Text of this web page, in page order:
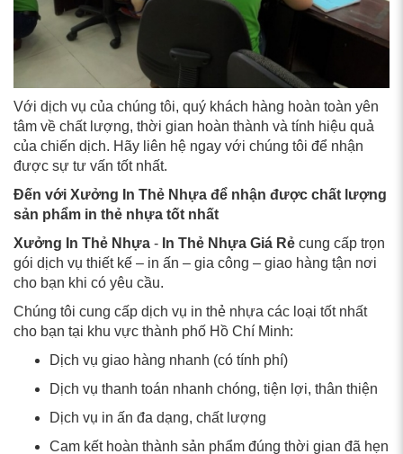
Với dịch vụ của chúng tôi, quý khách hàng hoàn toàn yên
tâm về chất lượng, thời gian hoàn thành và tính hiệu quả
của chiến dịch. Hãy liên hệ ngay với chúng tôi để nhận
được sự tư vấn tốt nhất.
Đến với Xưởng In Thẻ Nhựa để nhận được chất lượng
sản phẩm in thẻ nhựa tốt nhất
Xưởng In Thẻ Nhựa - In Thẻ Nhựa Giá Rẻ cung cấp trọn
gói dịch vụ thiết kế – in ấn – gia công – giao hàng tận nơi
cho bạn khi có yêu cầu.
Chúng tôi cung cấp dịch vụ in thẻ nhựa các loại tốt nhất
cho bạn tại khu vực thành phố Hồ Chí Minh:
Dịch vụ giao hàng nhanh (có tính phí)
Dịch vụ thanh toán nhanh chóng, tiện lợi, thân thiện
Dịch vụ in ấn đa dạng, chất lượng
Cam kết hoàn thành sản phẩm đúng thời gian đã hẹn